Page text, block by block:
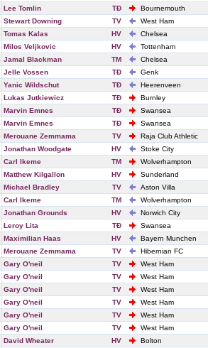
Lee Tomlin TĐ Bournemouth
Stewart Downing TV West Ham
Tomas Kalas HV Chelsea
Milos Veljkovic HV Tottenham
Jamal Blackman TM Chelsea
Jelle Vossen
TĐ Genk
Yanic Wildschut
TĐ Heerenveen
Lukas Jutkiewicz TĐ Burnley
Marvin Emnes
TĐ Swansea
Marvin Emnes TĐ Swansea
Merouane Zemmama TV Raja Club Athletic
Jonathan Woodgate HV Stoke City
Carl Ikeme TM Wolverhampton
Matthew Kilgallon
HV Sunderland
Michael Bradley TV Aston Villa
Carl Ikeme
TM Wolverhampton
Jonathan Grounds
HV Norwich City
Leroy Lita
TĐ Swansea
Maximilian Haas HV Bayern Munchen
Merouane Zemmama
TV Hibernian FC
Gary O'neil
TV West Ham
Gary O'neil
TV West Ham
Gary O'neil
TV West Ham
Gary O'neil
TV West Ham
Gary O'neil
TV West Ham
Gary O'neil
TV West Ham
David Wheater
HV Bolton